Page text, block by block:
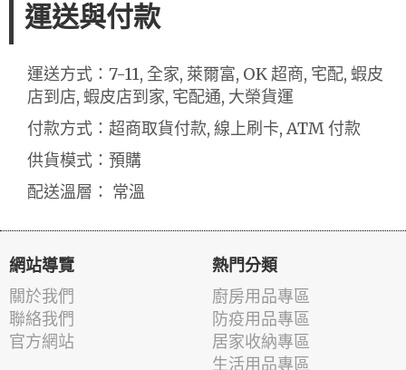
運送與付款
運送方式：7-11, 全家, 萊爾富, OK 超商, 宅配, 蝦皮
店到店, 蝦皮店到家, 宅配通, 大榮貨運
付款方式：超商取貨付款, 線上刷卡, ATM 付款
供貨模式：預購
配送溫層： 常溫
網站導覽
關於我們
聯絡我們
官方網站
熱門分類
廚房用品專區
防疫用品專區
居家收納專區
生活用品專區